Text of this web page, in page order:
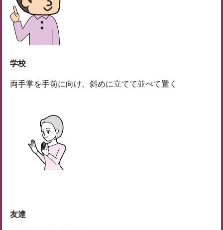
学校
両手掌を手前に向け、斜めに立てて並べて置く
友達